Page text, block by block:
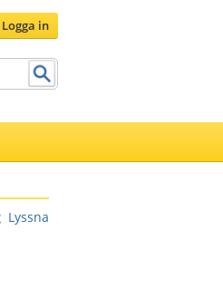
Logga in
Lyssna